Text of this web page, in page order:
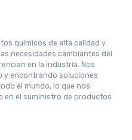
químicos de alta calidad y
necesidades cambiantes del
en la industria. Nos
y encontrando soluciones
el mundo, lo que nos
en el suministro de productos